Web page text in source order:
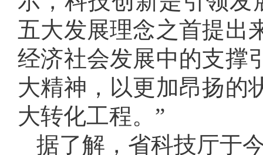
五大发展理念之首提出
经济社会发展中的支撑
大精神，以更加昂扬的
大转化工程。”
据了解，省科技厅于